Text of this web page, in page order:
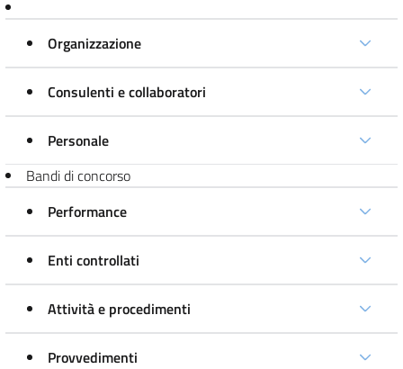
Organizzazione
Consulenti e collaboratori
Personale
Bandi di concorso
Performance
Enti controllati
Attività e procedimenti
Provvedimenti